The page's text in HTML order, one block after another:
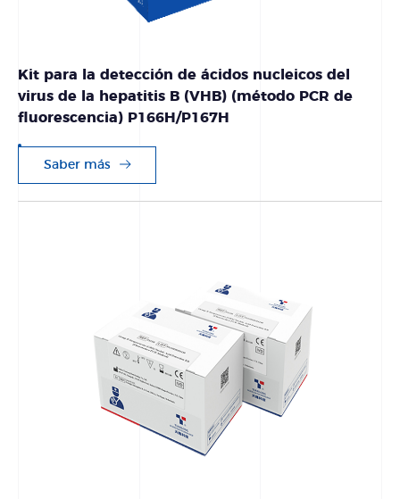
Kit para la detección de ácidos nucleicos del
virus de la hepatitis B (VHB) (método PCR de
fluorescencia) P166H/P167H
Saber más